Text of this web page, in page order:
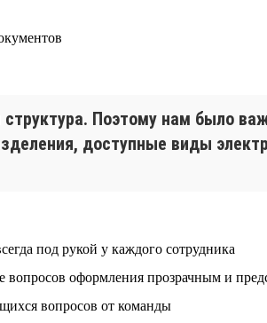
Поэтому нам было
доступные виды
под рукой у каждого сотрудника
вопросов оформления прозрачным и
вопросов от команды